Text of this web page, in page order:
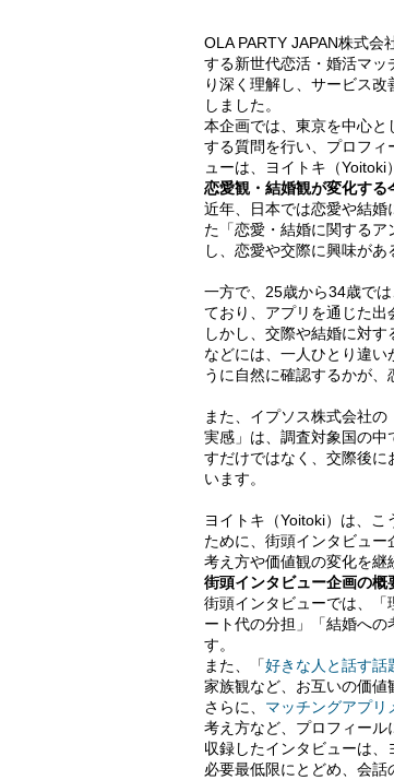
OLA PARTY JAPAN株式
する新世代恋活・婚活マッ
り深く理解し、サービス
しました。
本企画では、東京を中心
する質問を行い、プロフ
ューは、ヨイトキ（Yoitoki
恋愛観・結婚観が変化す
近年、日本では恋愛や結
た「恋愛・結婚に関する
し、恋愛や交際に興味があ
一方で、25歳から34歳で
ており、アプリを通じた出
しかし、交際や結婚に対
などには、一人ひとり違
うに自然に確認するかが、
また、イプソス株式会社
実感」は、調査対象国の
すだけではなく、交際後
います。
ヨイトキ（Yoitoki）は、
ために、街頭インタビュ
考え方や価値観の変化を継
街頭インタビュー企画の概
街頭インタビューでは、
ート代の分担」「結婚へ
す。
また、「好きな人と話す話
家族観など、お互いの価値
さらに、 マッチングアプリ
考え方など、プロフィール
収録したインタビューは
必要最低限にとどめ、会